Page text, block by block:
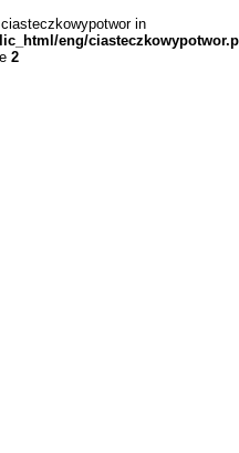
in
eng/
2